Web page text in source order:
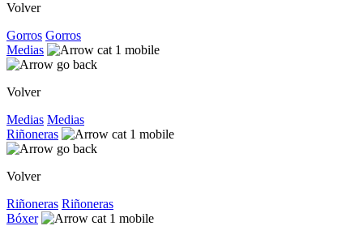
Volver
Gorros Gorros
Medias
Volver
Medias Medias
Riñoneras
Volver
Riñoneras Riñoneras
Bóxer